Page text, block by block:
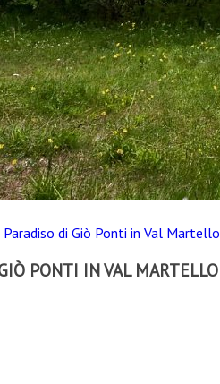
di Giò Ponti in Val Martello
PONTI IN VAL MARTELLO